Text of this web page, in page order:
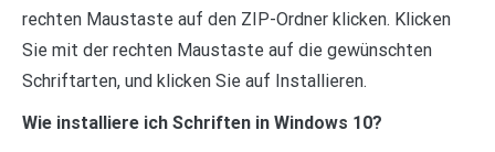
rechten Maustaste auf den ZIP-Ordner klicken. Klicken
Sie mit der rechten Maustaste auf die gewünschten
Schriftarten, und klicken Sie auf Installieren.
Wie installiere ich Schriften in Windows 10?